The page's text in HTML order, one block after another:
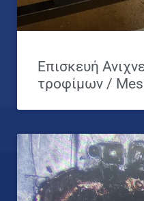
Επισκευή
τροφίμων /